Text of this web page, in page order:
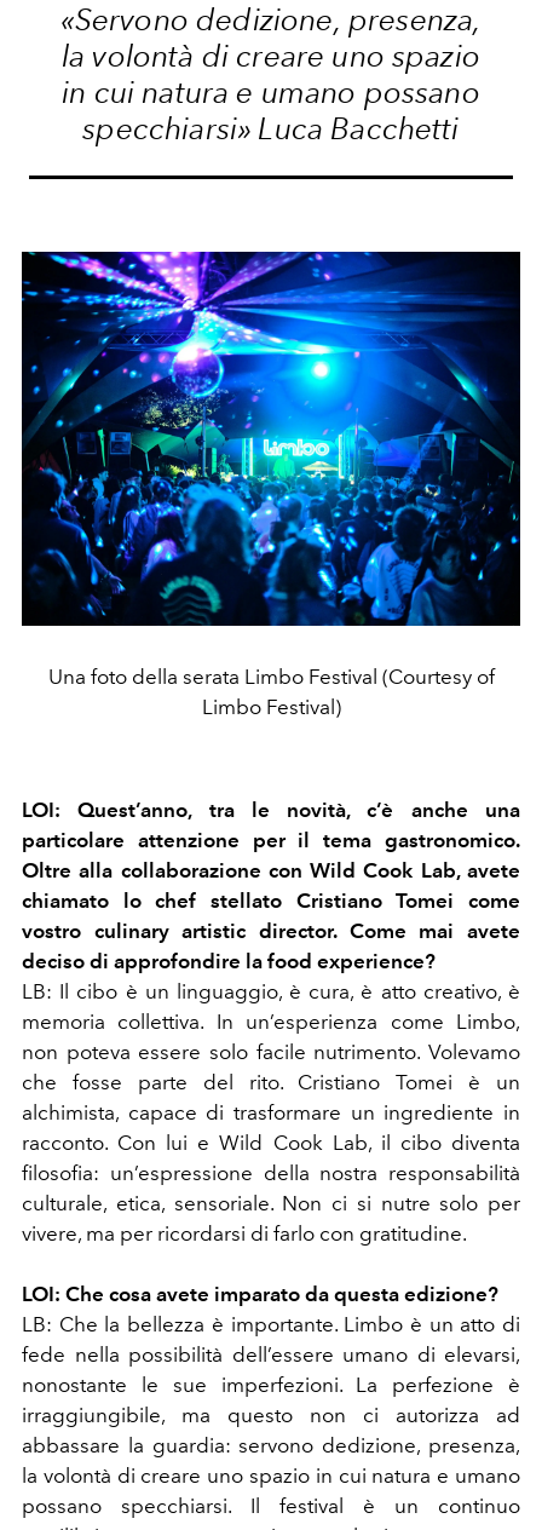
«Servono dedizione, presenza,
la volontà di creare uno spazio
in cui natura e umano possano
specchiarsi» Luca Bacchetti
Una foto della serata Limbo Festival (Courtesy of
Limbo Festival)
LOI: Quest’anno, tra le novità, c’è anche una
particolare attenzione per il tema gastronomico.
Oltre alla collaborazione con Wild Cook Lab, avete
chiamato lo chef stellato Cristiano Tomei come
vostro culinary artistic director. Come mai avete
deciso di approfondire la food experience?
LB: Il cibo è un linguaggio, è cura, è atto creativo, è
memoria collettiva. In un’esperienza come Limbo,
non poteva essere solo facile nutrimento. Volevamo
che fosse parte del rito. Cristiano Tomei è un
alchimista, capace di trasformare un ingrediente in
racconto. Con lui e Wild Cook Lab, il cibo diventa
filosofia: un’espressione della nostra responsabilità
culturale, etica, sensoriale. Non ci si nutre solo per
vivere, ma per ricordarsi di farlo con gratitudine.
LOI: Che cosa avete imparato da questa edizione?
LB: Che la bellezza è importante. Limbo è un atto di
fede nella possibilità dell’essere umano di elevarsi,
nonostante le sue imperfezioni. La perfezione è
irraggiungibile, ma questo non ci autorizza ad
abbassare la guardia: servono dedizione, presenza,
la volontà di creare uno spazio in cui natura e umano
possano specchiarsi. Il festival è un continuo